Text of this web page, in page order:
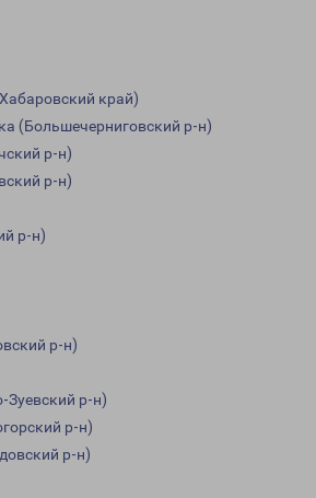
край)
(Большечерниговский р-н)
р-н)
р-н)
р-н)
р-н)
р-н)
р-н)
р-н)